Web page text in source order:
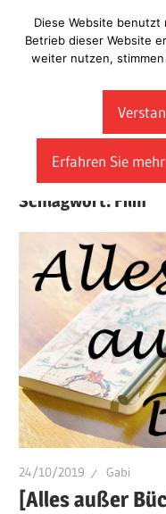
Inhalt
springen
Schlagwort: Film
24/10/2019 Gabi
[Alles außer
Diese Website
Betrieb dieser Website
weiter nutzen,
Erfahren Sie